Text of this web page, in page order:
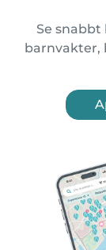
Se
barnvakter,